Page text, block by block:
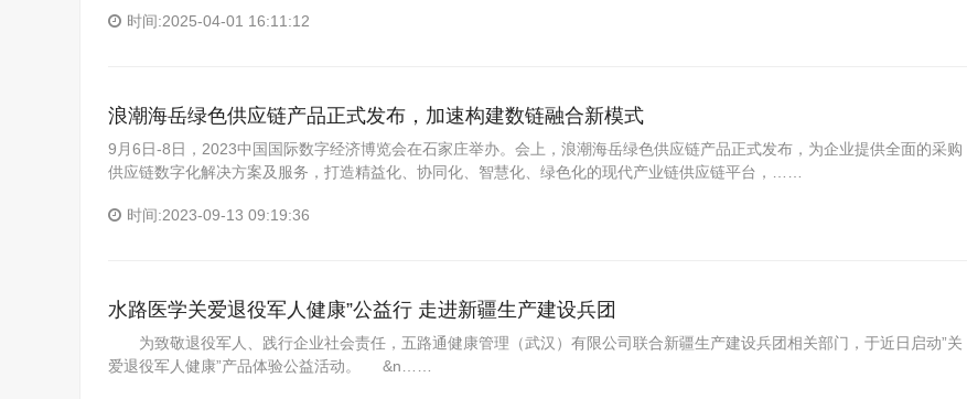
时间:2025-04-01 16:11:12
浪潮海岳绿色供应链产品正式发布，加速构建数链融合新模式
9月6日-8日，2023中国国际数字经济博览会在石家庄举办。会上，浪潮海岳绿色供应链产品正式发布，为企业提供全面的采购
供应链数字化解决方案及服务，打造精益化、协同化、智慧化、绿色化的现代产业链供应链平台，……
时间:2023-09-13 09:19:36
水路医学关爱退役军人健康”公益行 走进新疆生产建设兵团
为致敬退役军人、践行企业社会责任，五路通健康管理（武汉）有限公司联合新疆生产建设兵团相关部门，于近日启动”关
爱退役军人健康”产品体验公益活动。 &n……